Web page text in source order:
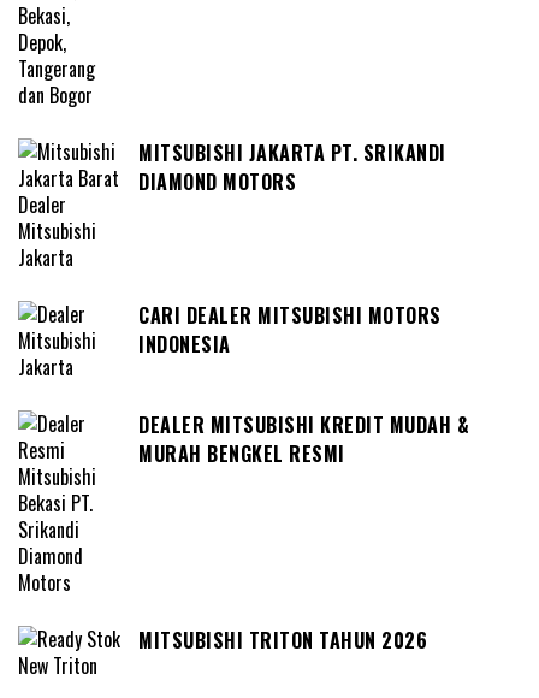
MITSUBISHI JAKARTA PT. SRIKANDI
DIAMOND MOTORS
CARI DEALER MITSUBISHI MOTORS
INDONESIA
DEALER MITSUBISHI KREDIT MUDAH &
MURAH BENGKEL RESMI
MITSUBISHI TRITON TAHUN 2026